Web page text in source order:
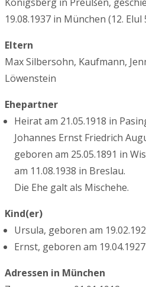
19.08.1937 in München (12. Elul
Eltern
Max Silbersohn, Kaufmann,
Löwenstein
Ehepartner
Heirat am 21.05.1918 in
Johannes Ernst Friedrich
geboren am 25.05.1891 in
am 11.08.1938 in Breslau.
Die Ehe galt als Mischehe.
Kind(er)
Ursula, geboren am
Ernst, geboren am
Adressen in München